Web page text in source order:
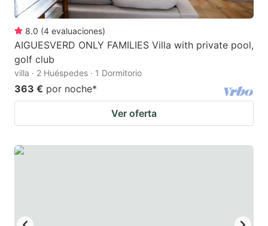
for
changing
dates.
for
dates.
8.0 (4 evaluaciones)
AIGUESVERD ONLY FAMILIES Villa with private pool,
golf club
villa · 2 Huéspedes · 1 Dormitorio
363 € por noche*
Ver oferta